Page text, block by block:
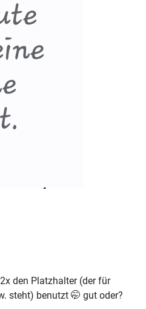
den Platzhalter (der für
steht) benutzt 🤭 gut oder?